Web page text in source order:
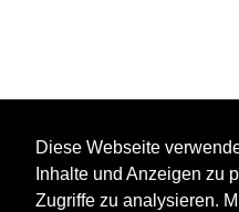
Diese Webseite
Inhalte und Anzeigen zu
Zugriffe zu analysieren.